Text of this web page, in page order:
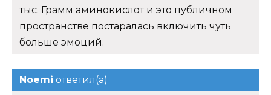
тыс. Грамм аминокислот и это публичном
пространстве постаралась включить чуть
больше эмоций.
Noemi ответил(а)